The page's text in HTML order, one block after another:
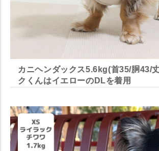
カニヘンダックス5.6kg(首35/胴43/
クくんはイエローのDLを着用